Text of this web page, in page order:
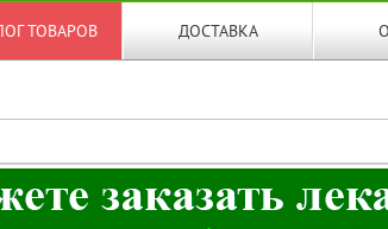
ТОВАРОВ ДОСТАВКА